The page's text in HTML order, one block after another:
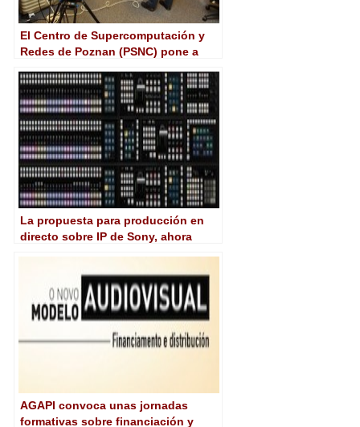
El Centro de Supercomputación y
Redes de Poznan (PSNC) pone a
sobre IP 3D 8K
La propuesta para producción en
directo sobre IP de Sony, ahora
AGAPI convoca unas jornadas
formativas sobre financiación y